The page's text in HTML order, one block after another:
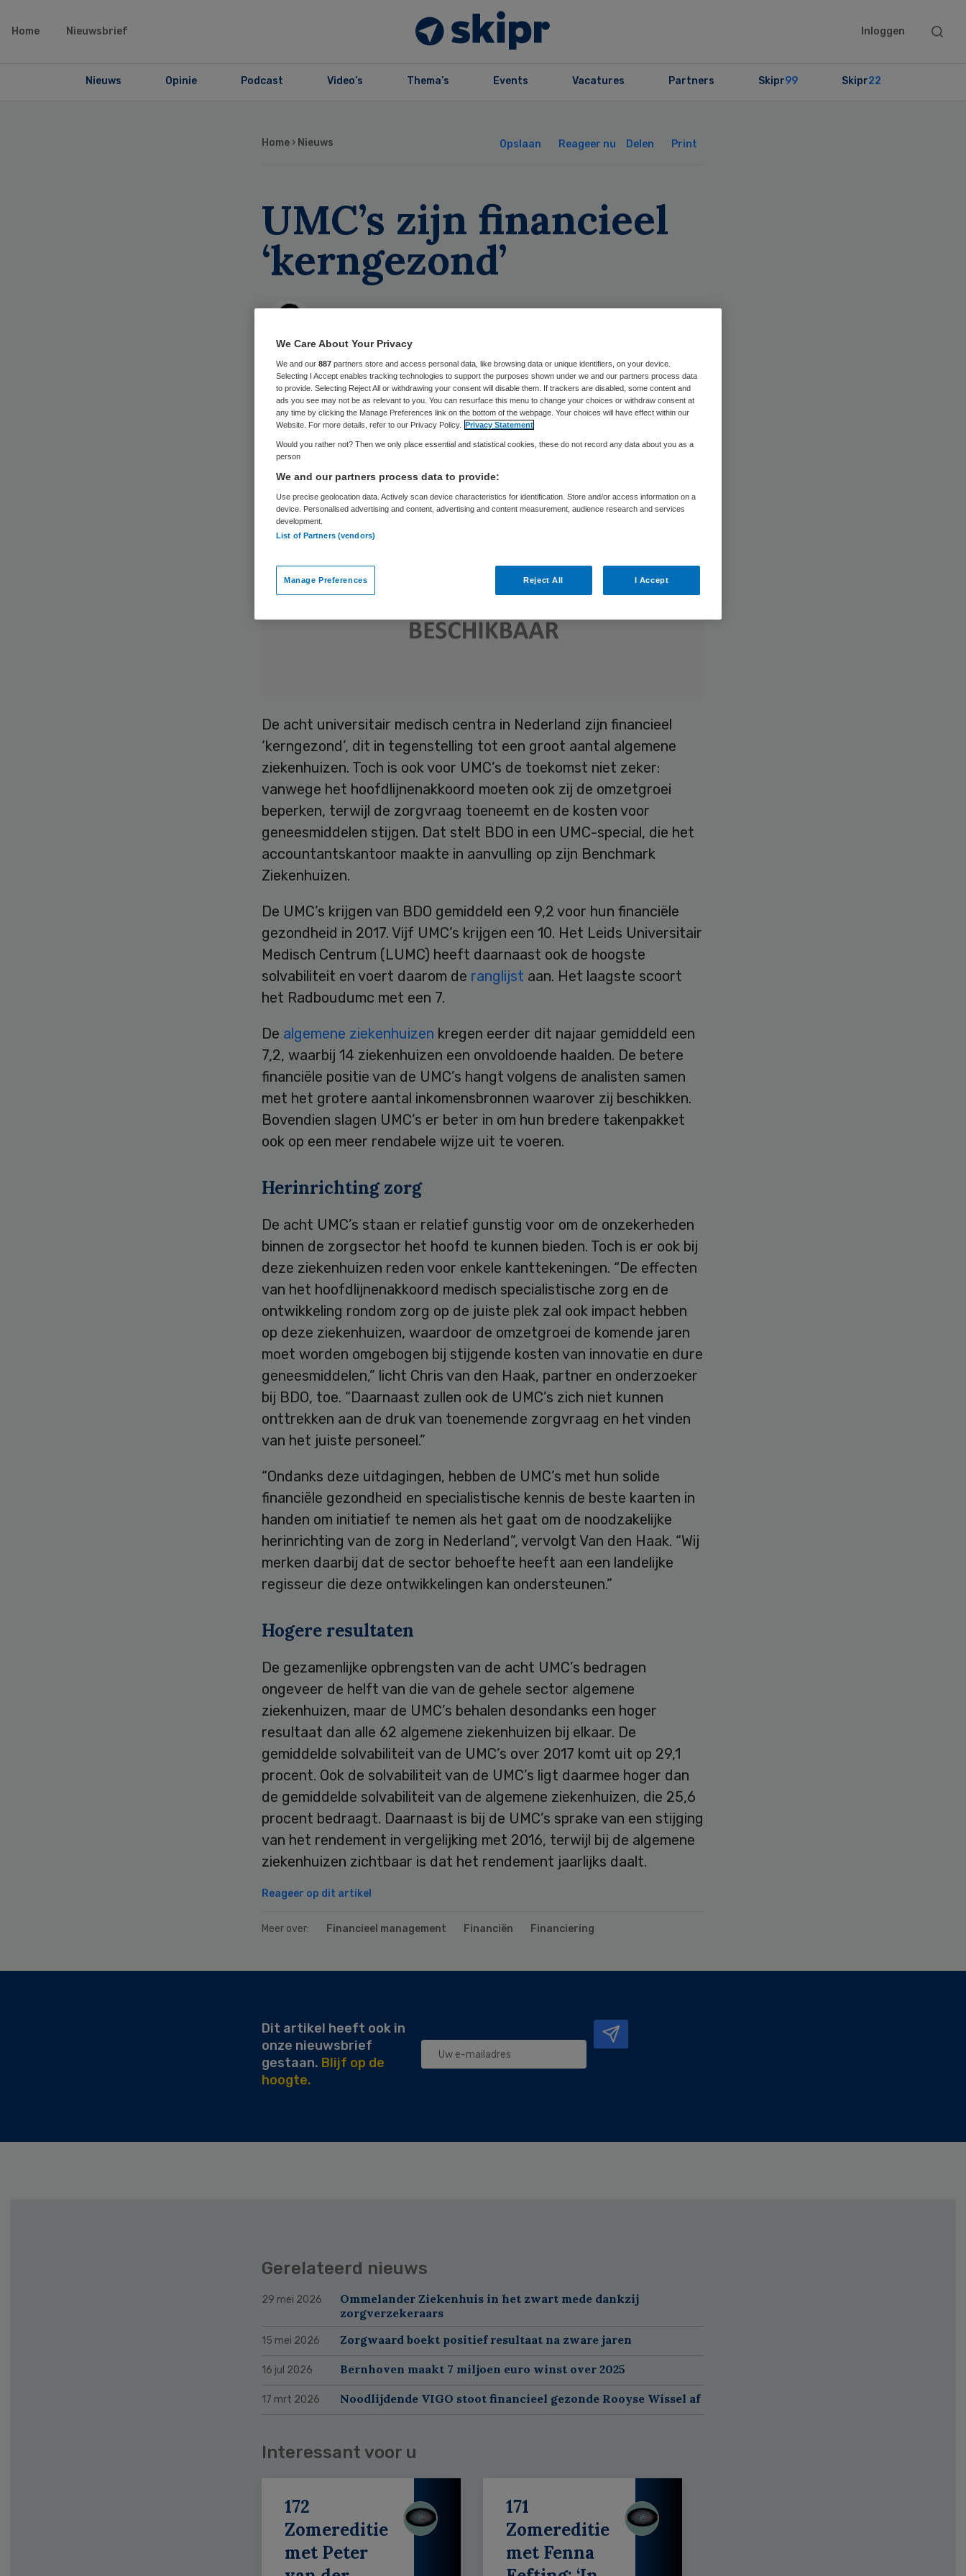
Home Nieuwsbrief Inloggen
Search
Nieuws Opinie Podcast Video’s Thema’s Events Vacatures Partners Skipr99 Skipr22
Home › Nieuws Opslaan Reageer nu Delen Print
UMC’s zijn financieel
‘kerngezond’
De acht universitair medisch centra in Nederland zijn financieel
‘kerngezond’, dit in tegenstelling tot een groot aantal algemene
ziekenhuizen. Toch is ook voor UMC’s de toekomst niet zeker:
vanwege het hoofdlijnenakkoord moeten ook zij de omzetgroei
beperken, terwijl de zorgvraag toeneemt en de kosten voor
geneesmiddelen stijgen. Dat stelt BDO in een UMC-special, die het
accountantskantoor maakte in aanvulling op zijn Benchmark
Ziekenhuizen.
De UMC’s krijgen van BDO gemiddeld een 9,2 voor hun financiële
gezondheid in 2017. Vijf UMC’s krijgen een 10. Het Leids Universitair
Medisch Centrum (LUMC) heeft daarnaast ook de hoogste
solvabiliteit en voert daarom de ranglijst aan. Het laagste scoort
het Radboudumc met een 7.
De algemene ziekenhuizen kregen eerder dit najaar gemiddeld een
7,2, waarbij 14 ziekenhuizen een onvoldoende haalden. De betere
financiële positie van de UMC’s hangt volgens de analisten samen
met het grotere aantal inkomensbronnen waarover zij beschikken.
Bovendien slagen UMC’s er beter in om hun bredere takenpakket
ook op een meer rendabele wijze uit te voeren.
Herinrichting zorg
De acht UMC’s staan er relatief gunstig voor om de onzekerheden
binnen de zorgsector het hoofd te kunnen bieden. Toch is er ook bij
deze ziekenhuizen reden voor enkele kanttekeningen. “De effecten
van het hoofdlijnenakkoord medisch specialistische zorg en de
ontwikkeling rondom zorg op de juiste plek zal ook impact hebben
op deze ziekenhuizen, waardoor de omzetgroei de komende jaren
moet worden omgebogen bij stijgende kosten van innovatie en dure
geneesmiddelen,” licht Chris van den Haak, partner en onderzoeker
bij BDO, toe. “Daarnaast zullen ook de UMC’s zich niet kunnen
onttrekken aan de druk van toenemende zorgvraag en het vinden
van het juiste personeel.”
“Ondanks deze uitdagingen, hebben de UMC’s met hun solide
financiële gezondheid en specialistische kennis de beste kaarten in
handen om initiatief te nemen als het gaat om de noodzakelijke
herinrichting van de zorg in Nederland”, vervolgt Van den Haak. “Wij
merken daarbij dat de sector behoefte heeft aan een landelijke
regisseur die deze ontwikkelingen kan ondersteunen.”
Hogere resultaten
De gezamenlijke opbrengsten van de acht UMC’s bedragen
ongeveer de helft van die van de gehele sector algemene
ziekenhuizen, maar de UMC’s behalen desondanks een hoger
resultaat dan alle 62 algemene ziekenhuizen bij elkaar. De
gemiddelde solvabiliteit van de UMC’s over 2017 komt uit op 29,1
procent. Ook de solvabiliteit van de UMC’s ligt daarmee hoger dan
de gemiddelde solvabiliteit van de algemene ziekenhuizen, die 25,6
procent bedraagt. Daarnaast is bij de UMC’s sprake van een stijging
van het rendement in vergelijking met 2016, terwijl bij de algemene
ziekenhuizen zichtbaar is dat het rendement jaarlijks daalt.
Reageer op dit artikel
Meer over: Financieel management Financiën Financiering
Dit artikel heeft ook in
onze nieuwsbrief
gestaan. Blijf op de
hoogte.
Gerelateerd nieuws
29 mei 2026
Ommelander Ziekenhuis in het zwart mede dankzij
zorgverzekeraars
15 mei 2026 Zorgwaard boekt positief resultaat na zware jaren
16 jul 2026 Bernhoven maakt 7 miljoen euro winst over 2025
17 mrt 2026 Noodlijdende VIGO stoot financieel gezonde Rooyse Wissel af
Interessant voor u
172
Zomereditie
met Peter
171
Zomereditie
met Fenna
We Care About Your Privacy
We and our 887 partners store and access personal data, like browsing data or unique identifiers, on your device.
Selecting I Accept enables tracking technologies to support the purposes shown under we and our partners process data
to provide. Selecting Reject All or withdrawing your consent will disable them. If trackers are disabled, some content and
ads you see may not be as relevant to you. You can resurface this menu to change your choices or withdraw consent at
any time by clicking the Manage Preferences link on the bottom of the webpage. Your choices will have effect within our
Website. For more details, refer to our Privacy Policy. Privacy Statement
Would you rather not? Then we only place essential and statistical cookies, these do not record any data about you as a
person
We and our partners process data to provide:
Use precise geolocation data. Actively scan device characteristics for identification. Store and/or access information on a
device. Personalised advertising and content, advertising and content measurement, audience research and services
development.
List of Partners (vendors)
Manage Preferences Reject All I Accept